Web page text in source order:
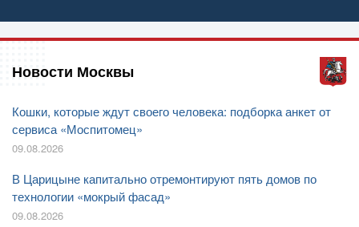
Новости Москвы
Кошки, которые ждут своего человека: подборка анкет от
сервиса «Моспитомец»
09.08.2026
В Царицыне капитально отремонтируют пять домов по
технологии «мокрый фасад»
09.08.2026